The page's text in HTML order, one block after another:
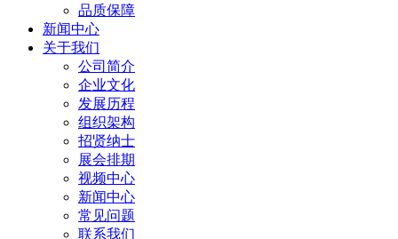
品质保障
新闻中心
关于我们
公司简介
企业文化
发展历程
组织架构
招贤纳士
展会排期
视频中心
新闻中心
常见问题
联系我们